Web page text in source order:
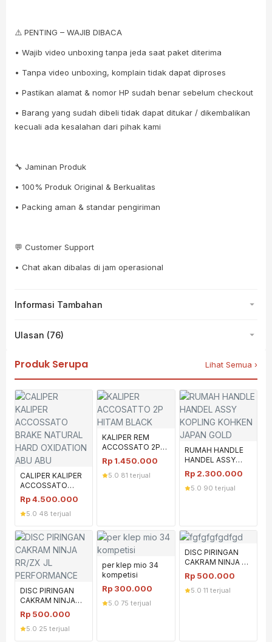
⚠️ PENTING – WAJIB DIBACA
• Wajib video unboxing tanpa jeda saat paket diterima
• Tanpa video unboxing, komplain tidak dapat diproses
• Pastikan alamat & nomor HP sudah benar sebelum checkout
• Barang yang sudah dibeli tidak dapat ditukar / dikembalikan
kecuali ada kesalahan dari pihak kami
🔧 Jaminan Produk
• 100% Produk Original & Berkualitas
• Packing aman & standar pengiriman
💬 Customer Support
• Chat akan dibalas di jam operasional
Informasi Tambahan
Ulasan (76)
Produk Serupa Lihat Semua ›
CALIPER KALIPER
ACCOSSATO
BRAKE NATURAL
HARD OXIDATION
ABU ABU
Rp4.500.000
5.0 48 terjual
KALIPER REM
ACCOSSATO 2P
HITAM BLACK
ACCOSATO
Rp 1.450.000
5.0 81 terjual
RUMAH HANDLE
HANDEL ASSY
KOPLING KOHKEN
JAPAN GOLD
Rp 2.300.000
5.0 90 terjual
DISC PIRINGAN
CAKRAM NINJA
RR/ZX JL
PERFORMANCE
Rp 500.000
5.0 25 terjual
per klep mio 34
kompetisi
Rp 300.000
5.0 75 terjual
DISC PIRINGAN
CAKRAM NINJA R
SS JL
PERFORMANCE
Rp 500.000
5.0 11 terjual